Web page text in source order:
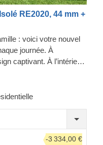
RE2020, 44 mm +
: voici votre nouvel
journée. À
captivant. À l’intérieur,
agencé, offrant
un salon
accueillir un lit
vous ouvrira
votre plus grand confort,
également disponible.
-3 334,00 €